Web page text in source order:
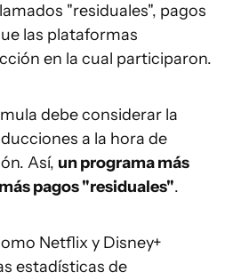
"residuales", pagos
las plataformas
en la cual participaron.
debe considerar la
a la hora de
Así, un programa más
pagos "residuales".
Netflix y Disney+
estadísticas de